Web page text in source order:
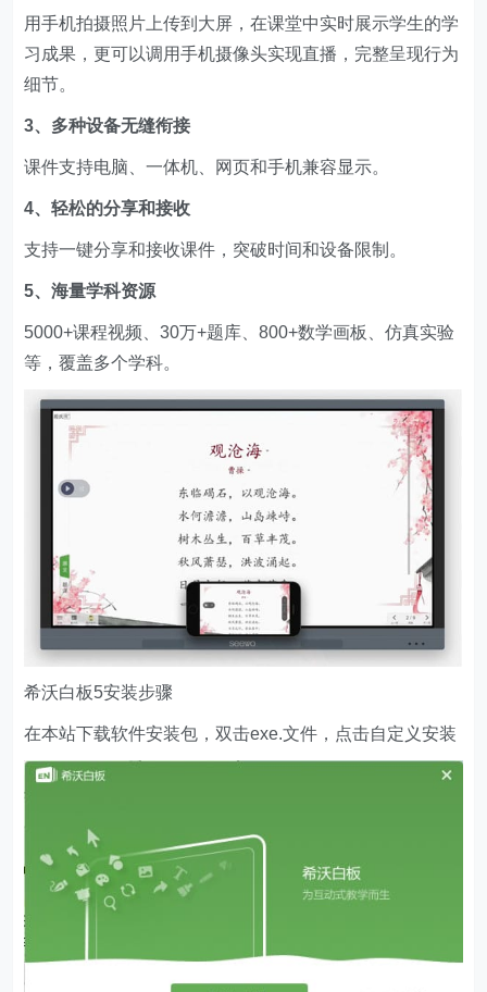
用手机拍摄照片上传到大屏，在课堂中实时展示学生的学
习成果，更可以调用手机摄像头实现直播，完整呈现行为
细节。
3、多种设备无缝衔接
课件支持电脑、一体机、网页和手机兼容显示。
4、轻松的分享和接收
支持一键分享和接收课件，突破时间和设备限制。
5、海量学科资源
5000+课程视频、30万+题库、800+数学画板、仿真实验
等，覆盖多个学科。
希沃白板5安装步骤
在本站下载软件安装包，双击exe.文件，点击自定义安装